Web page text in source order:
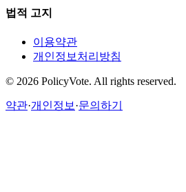
법적 고지
이용약관
개인정보처리방침
© 2026 PolicyVote. All rights reserved.
약관·개인정보 ·문의하기